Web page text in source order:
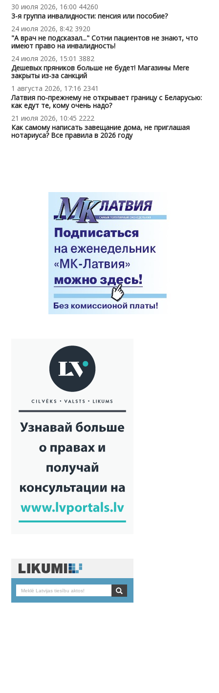
30 июля 2026, 16:00 44260
3-я группа инвалидности: пенсия или пособие?
24 июля 2026, 8:42 3920
"А врач не подсказал..." Сотни пациентов не знают, что
имеют право на инвалидность!
24 июля 2026, 15:01 3882
Дешевых пряников больше не будет! Магазины Mere
закрыты из-за санкций
1 августа 2026, 17:16 2341
Латвия по-прежнему не открывает границу с Беларусью:
как едут те, кому очень надо?
21 июля 2026, 10:45 2222
Как самому написать завещание дома, не приглашая
нотариуса? Все правила в 2026 году